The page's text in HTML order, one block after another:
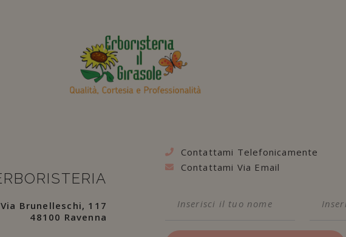
Via Brunelleschi, 117
48100 Ravenna
Contattami Telefonicamente
Contattami Via Email